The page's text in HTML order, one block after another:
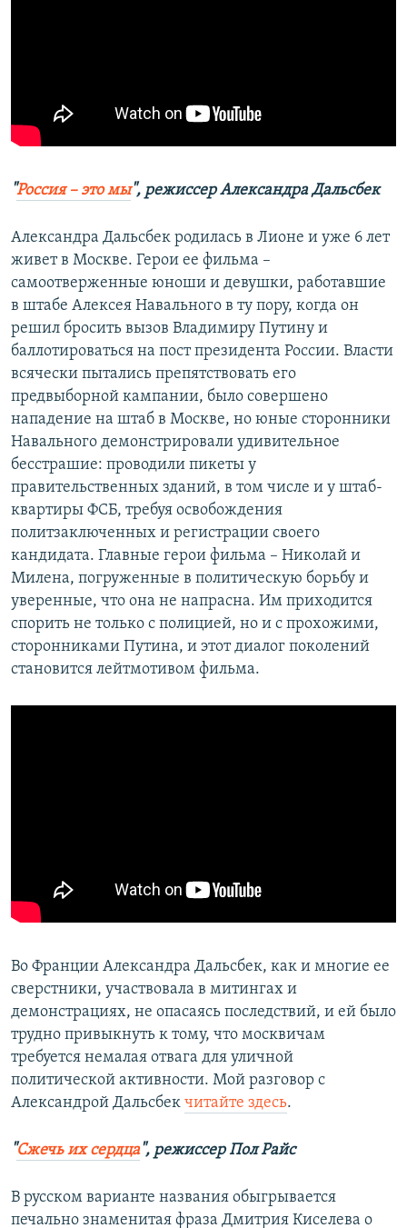
"Россия – это мы", режиссер Александра Дальсбек
Александра Дальсбек родилась в Лионе и уже 6 лет
живет в Москве. Герои ее фильма –
самоотверженные юноши и девушки, работавшие
в штабе Алексея Навального в ту пору, когда он
решил бросить вызов Владимиру Путину и
баллотироваться на пост президента России. Власти
всячески пытались препятствовать его
предвыборной кампании, было совершено
нападение на штаб в Москве, но юные сторонники
Навального демонстрировали удивительное
бесстрашие: проводили пикеты у
правительственных зданий, в том числе и у штаб-
квартиры ФСБ, требуя освобождения
политзаключенных и регистрации своего
кандидата. Главные герои фильма – Николай и
Милена, погруженные в политическую борьбу и
уверенные, что она не напрасна. Им приходится
спорить не только с полицией, но и с прохожими,
сторонниками Путина, и этот диалог поколений
становится лейтмотивом фильма.
Во Франции Александра Дальсбек, как и многие ее
сверстники, участвовала в митингах и
демонстрациях, не опасаясь последствий, и ей было
трудно привыкнуть к тому, что москвичам
требуется немалая отвага для уличной
политической активности. Мой разговор с
Александрой Дальсбек читайте здесь.
"Сжечь их сердца", режиссер Пол Райс
В русском варианте названия обыгрывается
печально знаменитая фраза Дмитрия Киселева о